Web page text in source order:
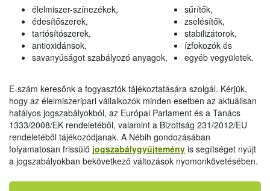
élelmiszer-színezékek,
édesítőszerek,
tartósítószerek,
antioxidánsok,
savanyúságot szabályozó anyagok,
sűrítők,
zselésítők,
stabilizátorok,
ízfokozók és
egyéb vegyületek.
E-szám keresőnk a fogyasztók tájékoztatására szolgál. Kérjük,
hogy az élelmiszeripari vállalkozók minden esetben az aktuálisan
hatályos jogszabályokból, az Európai Parlament és a Tanács
1333/2008/EK rendeletéből, valamint a Bizottság 231/2012/EU
rendeletéből tájékozódjanak. A Nébih gondozásában
folyamatosan frissülő jogszabálygyűjtemény is segítséget nyújt
a jogszabályokban bekövetkező változások nyomonkövetésében.